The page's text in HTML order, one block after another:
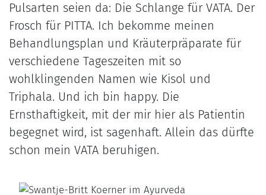
Pulsarten seien da: Die Schlange für VATA. Der
Frosch für PITTA. Ich bekomme meinen
Behandlungsplan und Kräuterpräparate für
verschiedene Tageszeiten mit so
wohlklingenden Namen wie Kisol und
Triphala. Und ich bin happy. Die
Ernsthaftigkeit, mit der mir hier als Patientin
begegnet wird, ist sagenhaft. Allein das dürfte
schon mein VATA beruhigen.